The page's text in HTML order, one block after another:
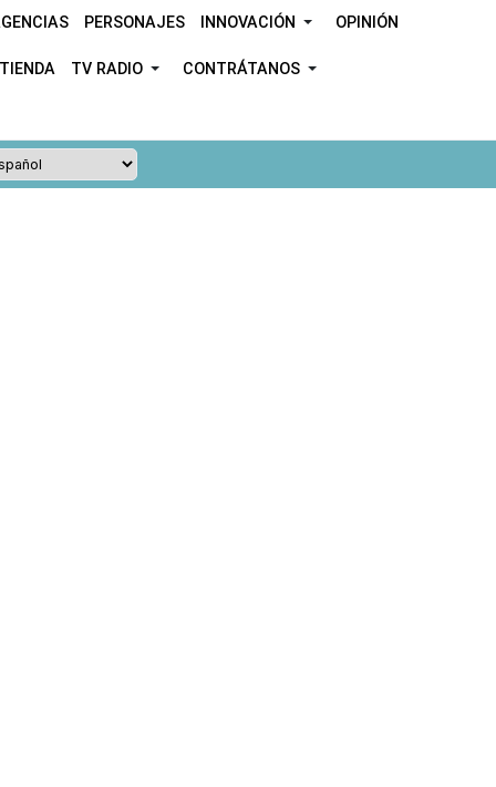
PERSONAJES INNOVACIÓN OPINIÓN
TIENDA TV RADIO CONTRÁTANOS